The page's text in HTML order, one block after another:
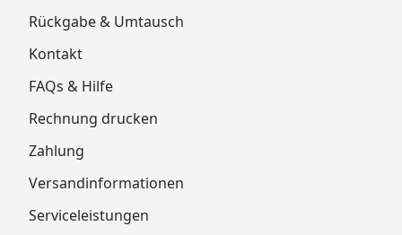
Rückgabe & Umtausch
Kontakt
FAQs & Hilfe
Rechnung drucken
Zahlung
Versandinformationen
Serviceleistungen